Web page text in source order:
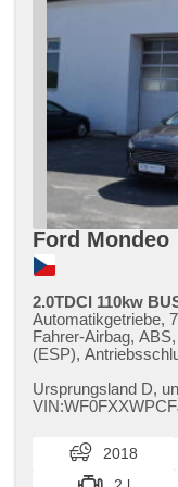
Ford Mondeo
2.0TDCI 110kw
Automatikgetriebe,
Fahrer-Airbag,
(ESP),
Ermüdung des
Klimaanlage,
světlomety, LED
dálkových světel,
Bordcomputer,
Ursprungsland D,​
2018